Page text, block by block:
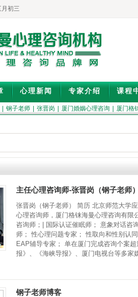
初三
心理新闻 专家介绍 课程
钢子老师 张晋岗 厦门婚姻心理咨询 厦门格
主任心理咨询师-张晋岗（钢子老师
张晋岗（钢子老师） 简历 北京师范大学
心理咨询师，厦门格铼海曼心理咨询有限
咨询师；| 国际认证催眠师； 意象对话咨
师； 性心理问题专家； 性取向和性别认
EAP辅导专家； 单在厦门完成咨询个案
报》、《海峡导报》、厦门电视台等多家
钢子老师博客